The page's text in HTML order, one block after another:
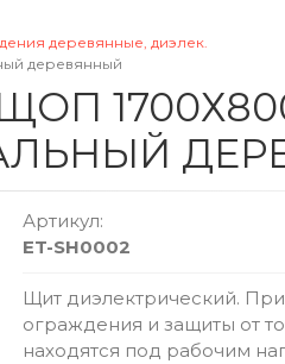
деревянные, диэлек.
деревянный
Артикул:
ET-SH0002
Щит диэлектрический.
ограждения и защиты от
находятся под рабочим